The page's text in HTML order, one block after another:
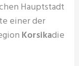
Hauptstadt
einer der
Korsikadie